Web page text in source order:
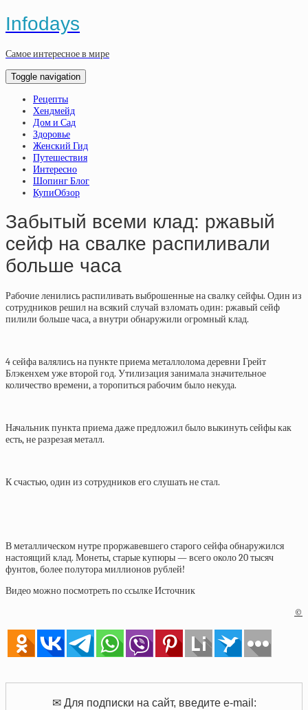
Infodays
Самое интересное в мире
Toggle navigation
Рецепты
Хендмейд
Дом и Сад
Здоровье
Женский Гид
Путешествия
Интересно
Шопинг Блог
КупиОбзор
Забытый всеми клад: ржавый
сейф на свалке распиливали
больше часа
Рабочие ленились распиливать выброшенные на свалку сейфы. Один из
сотрудников решил на всякий случай взломать один: ржавый сейф
пилили больше часа, а внутри обнаружили огромный клад.
4 сейфа валялись на пункте приема металлолома деревни Грейт
Блэкенхем уже второй год. Утилизация занимала значительное
количество времени, а торопиться рабочим было некуда.
Начальник пункта приема даже предложил было выкинуть сейфы как
есть, не разрезая металл.
К счастью, один из сотрудников его слушать не стал.
В металлическом нутре проржавевшего старого сейфа обнаружился
настоящий клад. Монеты, старые купюры — всего около 20 тысяч
фунтов, более полутора миллионов рублей!
Видео можно посмотреть по ссылке Источник
©
✉ Для подписки на сайт, введите e-mail: